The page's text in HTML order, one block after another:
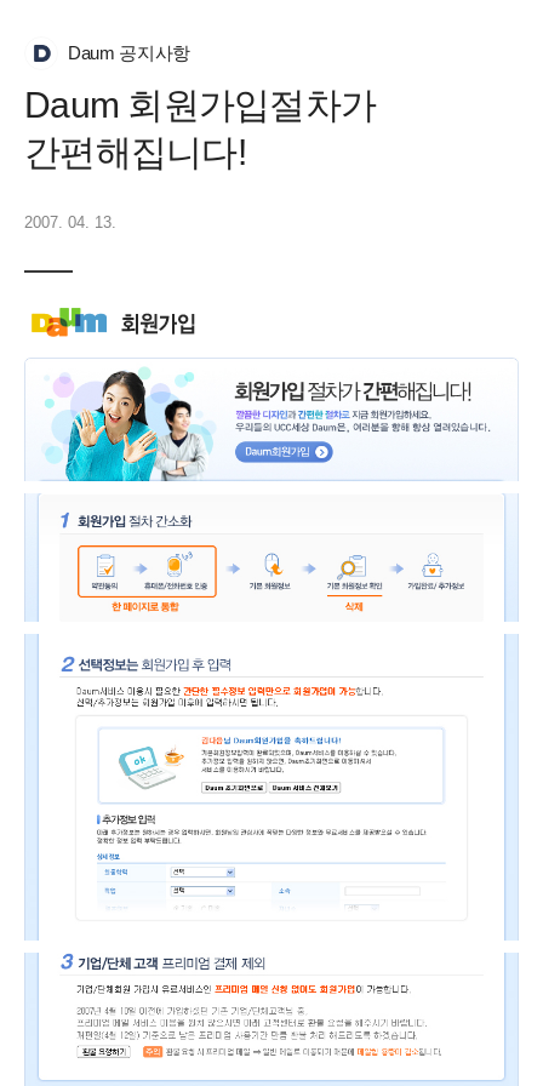
Daum 공지사항
Daum 회원가입절차가
간편해집니다!
2007. 04. 13.